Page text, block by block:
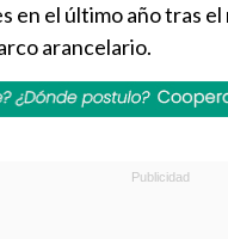
en el último año tras
arancelario.